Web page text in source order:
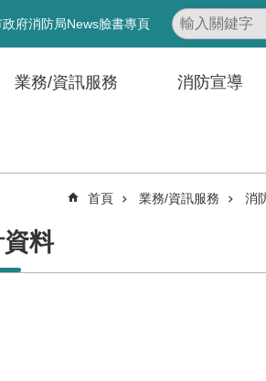
府消防局News臉書專頁
業務/資訊服務 消防宣導
首頁 業務/資訊服務 消
料